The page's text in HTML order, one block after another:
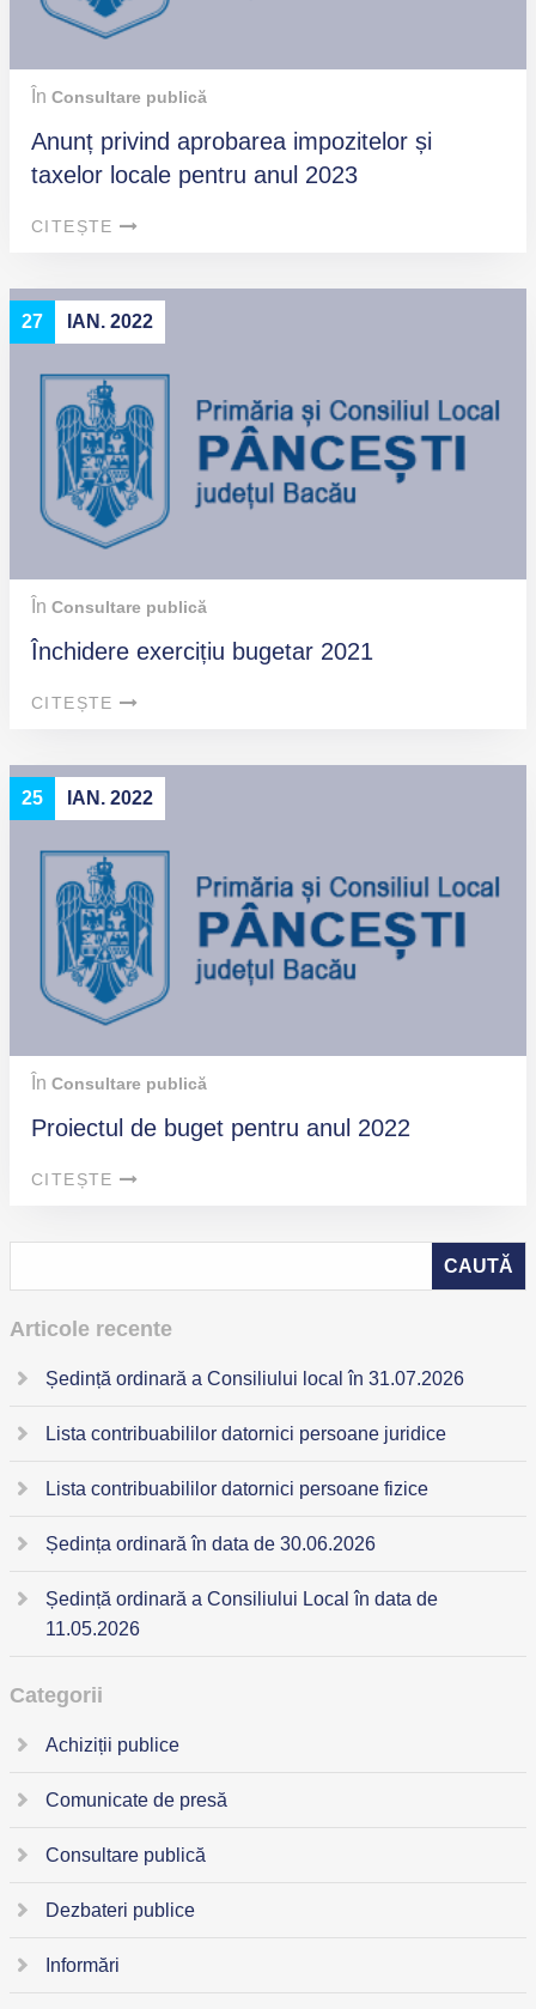
În Consultare publică
Anunț privind aprobarea impozitelor și
taxelor locale pentru anul 2023
CITEȘTE
27 IAN. 2022
În Consultare publică
Închidere exercițiu bugetar 2021
CITEȘTE
25 IAN. 2022
În Consultare publică
Proiectul de buget pentru anul 2022
CITEȘTE
Articole recente
Ședință ordinară a Consiliului local în 31.07.2026
Lista contribuabililor datornici persoane juridice
Lista contribuabililor datornici persoane fizice
Ședința ordinară în data de 30.06.2026
Ședință ordinară a Consiliului Local în data de
11.05.2026
Categorii
Achiziții publice
Comunicate de presă
Consultare publică
Dezbateri publice
Informări